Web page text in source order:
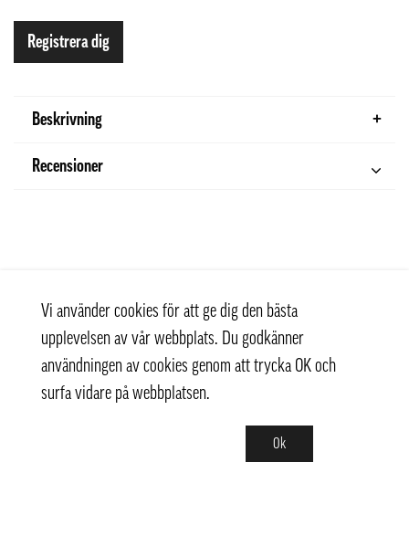
Registrera dig
Beskrivning
Recensioner
Vi använder cookies för att ge dig den bästa
upplevelsen av vår webbplats. Du godkänner
användningen av cookies genom att trycka OK och
surfa vidare på webbplatsen.
Ok